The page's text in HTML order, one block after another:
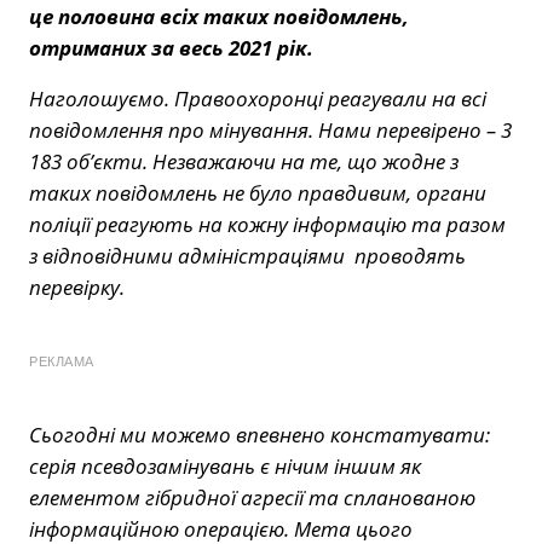
це половина всіх таких повідомлень,
отриманих за весь 2021 рік.
Наголошуємо. Правоохоронці реагували на всі
повідомлення про мінування. Нами перевірено – 3
183 об’єкти. Незважаючи на те, що жодне з
таких повідомлень не було правдивим, органи
поліції реагують на кожну інформацію та разом
з відповідними адміністраціями проводять
перевірку.
РЕКЛАМА
Сьогодні ми можемо впевнено констатувати:
серія псевдозамінувань є нічим іншим як
елементом гібридної агресії та спланованою
інформаційною операцією. Мета цього